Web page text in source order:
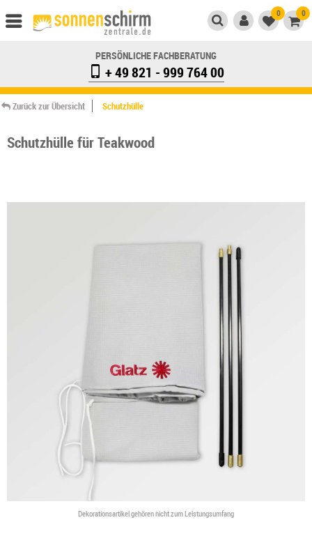
0 0
PERSÖNLICHE FACHBERATUNG
+ 49 821 - 999 764 00
Zurück zur Übersicht Schutzhülle
Schutzhülle für Teakwood
Dekorationsartikel gehören nicht zum Leistungsumfang